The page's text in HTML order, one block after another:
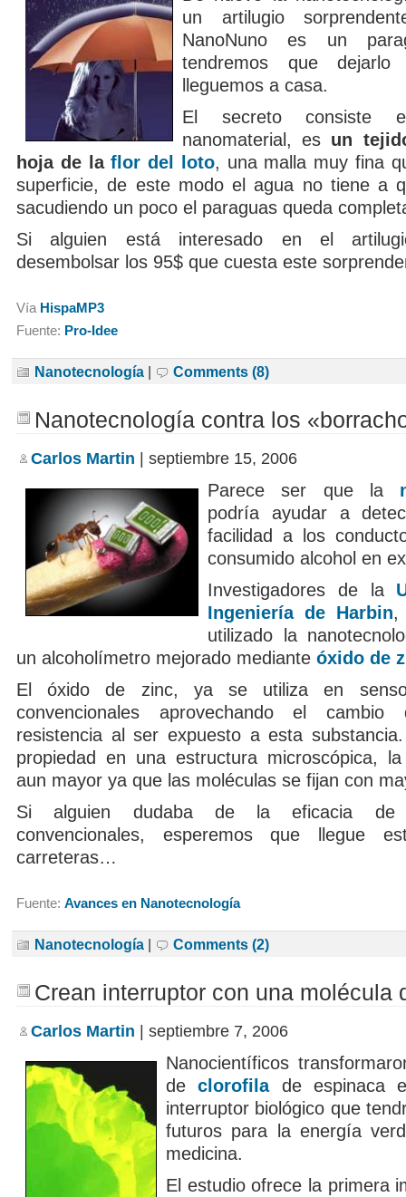
un artilugio
NanoNuno es un
tendremos que dejarlo
lleguemos a casa.
El secreto consiste
nanomaterial, es un
hoja de laflor del loto, una malla muy fina
superficie, de este modo el agua no tiene a
sacudiendo un poco el paraguas queda
Si alguien está interesado en el
desembolsar los 95$ que cuesta este
Vía HispaMP3
Fuente: Pro-Idee
Nanotecnología Comments (8)
Nanotecnología contra los
Carlos Martin | septiembre 15, 2006
Parece ser que la
podría ayudar a
facilidad a los
consumido alcohol en
Investigadores de la
Ingeniería de Harbin,
utilizado la
un alcoholímetro mejorado mediante óxido de
El óxido de zinc, ya se utiliza en
convencionales aprovechando el
resistencia al ser expuesto a esta
propiedad en una estructura microscópica,
aun mayor ya que las moléculas se fijan con
Si alguien dudaba de la eficacia de
convencionales, esperemos que llegue
carreteras…
Fuente: Avances en Nanotecnología
Nanotecnología Comments (2)
Crean interruptor con una molécula
Carlos Martin | septiembre 7, 2006
Nanocientíficos
declorofilade espinaca
interruptor biológico que
futuros para la energía
medicina.
El estudio ofrece la primera